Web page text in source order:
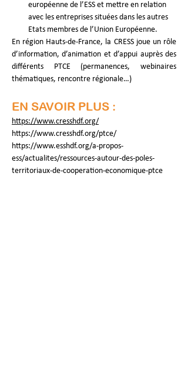
européenne de l’ESS et mettre en relation
avec les entreprises situées dans les autres
Etats membres de l’Union Européenne.
En région Hauts-de-France, la CRESS joue un rôle
d’information, d’animation et d’appui auprès des
différents PTCE (permanences, webinaires
thématiques, rencontre régionale…)
EN SAVOIR PLUS :
https://www.cresshdf.org/
https://www.cresshdf.org/ptce/
https://www.esshdf.org/a-propos-
ess/actualites/ressources-autour-des-poles-
territoriaux-de-cooperation-economique-ptce